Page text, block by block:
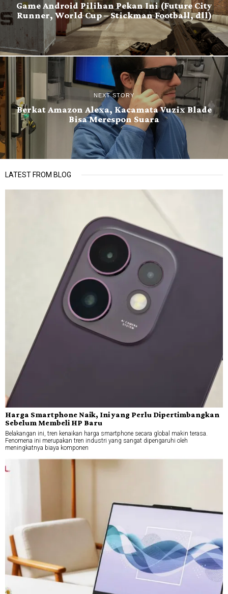
Game Android Pilihan Pekan Ini (Future City
Runner, World Cup – Stickman Football, dll)
NEXT STORY
Berkat Amazon Alexa, Kacamata Vuzix Blade
Bisa Merespon Suara
LATEST FROM BLOG
Harga Smartphone Naik, Ini yang Perlu Dipertimbangkan
Sebelum Membeli HP Baru
Belakangan ini, tren kenaikan harga smartphone secara global makin terasa.
Fenomena ini merupakan tren industri yang sangat dipengaruhi oleh
meningkatnya biaya komponen